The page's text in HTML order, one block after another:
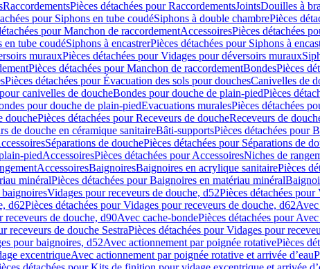
RaccordementsPièces détachées pour RaccordementsJointsDouilles à
pour Siphons en tube coudéSiphons à double chambrePièces
pour Manchon de raccordementAccessoiresPièces détachées
en tube coudéSiphons à encastrerPièces détachées pour Siphons à
murauxPièces détachées pour Vidages pour déversoirs muraux
Pièces détachées pour Manchon de raccordementBondesPièces
Pièces détachées pour Évacuation des sols pour douchesCanivelles de
canivelles de doucheBondes pour douche de plain-piedPièces
pour douche de plain-piedEvacuations muralesPièces détachées
douchePièces détachées pour Receveurs de doucheReceveurs de
de douche en céramique sanitaireBâti-supportsPièces détachées pour
Séparations de douchePièces détachées pour Séparations de
piedAccessoiresPièces détachées pour AccessoiresNiches de
AccessoiresBaignoiresBaignoires en acrylique sanitairePièces
minéralPièces détachées pour Baignoires en matériau minéral
Vidages pour receveurs de douche, d52Pièces détachées
d62Pièces détachées pour Vidages pour receveurs de douche, d62
receveurs de douche, d90Avec cache-bondePièces détachées pour
receveurs de douche SestraPièces détachées pour Vidages pour
pour baignoires, d52Avec actionnement par poignée rotativePièces
excentriqueAvec actionnement par poignée rotative et arrivée d’eau